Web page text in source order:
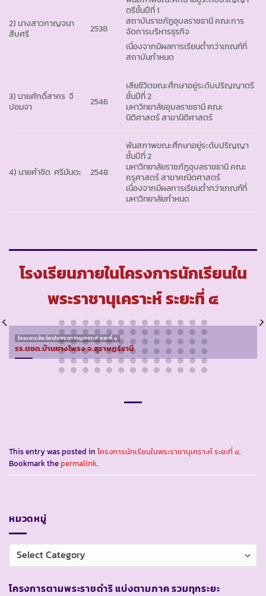
2) นางสาวกาญจนา
สืบศรี
2538
ตรีชั้นปีที่ 1
สถาบันราชภัฏอุบลราชธานี คณะการ
จัดการบริหารธุรกิจ
เนื่องจากมีผลการเรียนต่ำกว่าเกณฑ์ที่
สถาบันกำหนด
3) นายศักดิ์สาคร จี
ปอมจา
2546
เสียชีวิตขณะศึกษาอยู่ระดับปริญญาตรี
ชั้นปีที่ 2
มหาวิทยาลัยอุบลราชธานี คณะ
นิติศาสตร์ สาขานิติศาสตร์
4) นายคำชิด ศรีมันตะ 2548
พ้นสภาพขณะศึกษาอยู่ระดับปริญญา
ชั้นปีที่ 2
มหาวิทยาลัยราชภัฏอุบลราชธานี คณะ
ครุศาสตร์ สาขาคณิตศาสตร์
เนื่องจากมีผลการเรียนต่ำกว่าเกณฑ์ที่
มหาวิทยาลัยกำหนด
โรงเรียนภายในโครงการนักเรียนใน
พระราชานุเคราะห์ ระยะที่ ๔
โครงการนักเรียนในพระราชานุเคราะห์ ระยะที่ ๔
รร.ตชด.บ้านยางโพรง จ.สุราษฏร์ธานี
This entry was posted in โครงการนักเรียนในพระราชานุเคราะห์ ระยะที่ ๔.
Bookmark thepermalink.
หมวดหมู่
หมวด
หมู่
โครงการตามพระราชดำริ แบ่งตามภาค รวมทุกระยะ